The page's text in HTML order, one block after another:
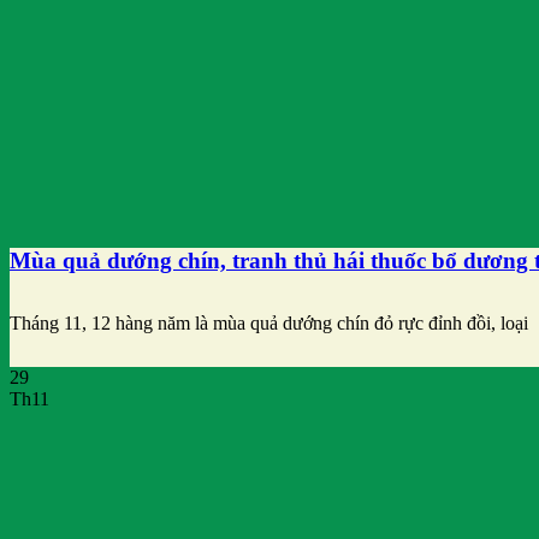
Mùa quả dướng chín, tranh thủ hái thuốc bổ dương
Tháng 11, 12 hàng năm là mùa quả dướng chín đỏ rực đỉnh đồi, loại
29
Th11